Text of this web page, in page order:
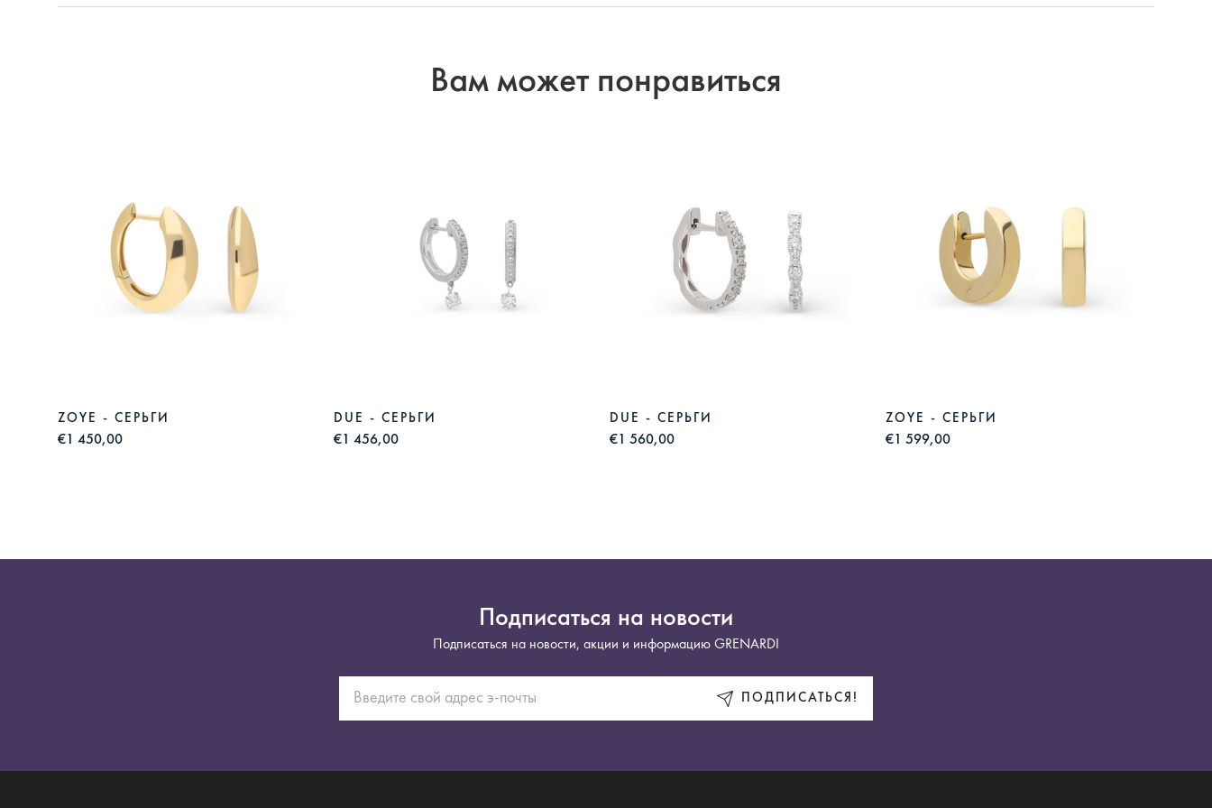
Вам может понравиться
ZOYE - СЕРЬГИ
€1 450,00
DUE - СЕРЬГИ
€1 456,00
DUE - СЕРЬГИ
€1 560,00
ZOYE - СЕРЬГИ
€1 599,00
Подписаться на новости
Подписаться на новости, акции и информацию GRENARDI
ПОДПИСАТЬСЯ!